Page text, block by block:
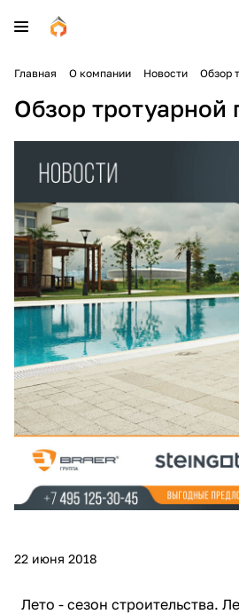
Главная О компании Новости Обзор
Обзор тротуарной
22 июня 2018
Лето - сезон строительства.